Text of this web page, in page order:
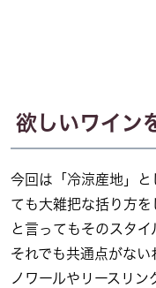
欲しいワイン
今回は「冷涼産地」と
ても大雑把な括り方
と言ってもそのスタイ
それでも共通点がない
ノワールやリースリ